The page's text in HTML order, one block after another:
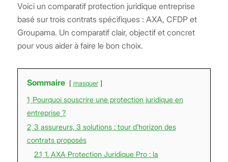
Voici un comparatif protection juridique entreprise
basé sur trois contrats spécifiques : AXA, CFDP et
Groupama. Un comparatif clair, objectif et concret
pour vous aider à faire le bon choix.
Sommaire masquer
1 Pourquoi souscrire une protection juridique en
entreprise ?
2 3 assureurs, 3 solutions : tour d’horizon des
contrats proposés
2.1 1. AXA Protection Juridique Pro : la